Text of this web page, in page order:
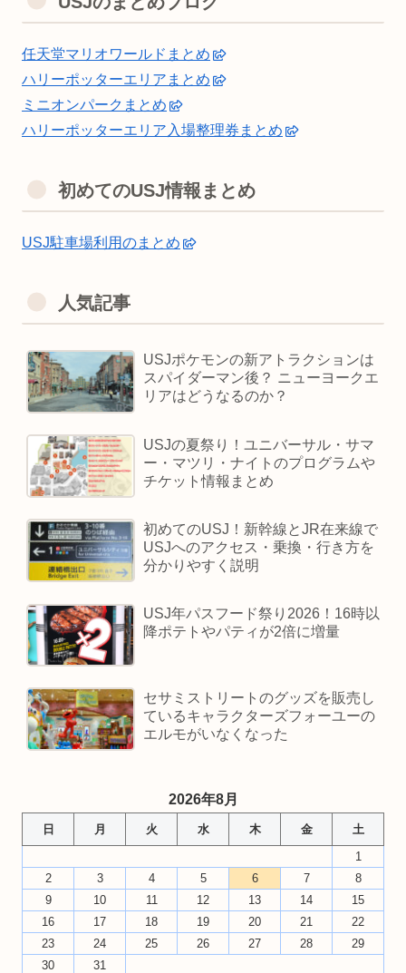
任天堂マリオワールドまとめ
ハリーポッターエリアまとめ
ミニオンパークまとめ
ハリーポッターエリア入場整理券まとめ
初めてのUSJ情報まとめ
USJ駐車場利用のまとめ
人気記事
USJポケモンの新アトラクションは
スパイダーマン後？ ニューヨークエ
リアはどうなるのか？
USJの夏祭り！ユニバーサル・サマ
ー・マツリ・ナイトのプログラムや
チケット情報まとめ
初めてのUSJ！新幹線とJR在来線で
USJへのアクセス・乗換・行き方を
分かりやすく説明
USJ年パスフード祭り2026！16時以
降ポテトやパティが2倍に増量
セサミストリートのグッズを販売し
ているキャラクターズフォーユーの
エルモがいなくなった
2026年8月
日 月 火 水 木 金
土
1
2
3 4 5 6 7
8
9
10 11 12 13 14
15
16
17 18 19 20 21
22
23
24 25 26 27 28
29
30
31